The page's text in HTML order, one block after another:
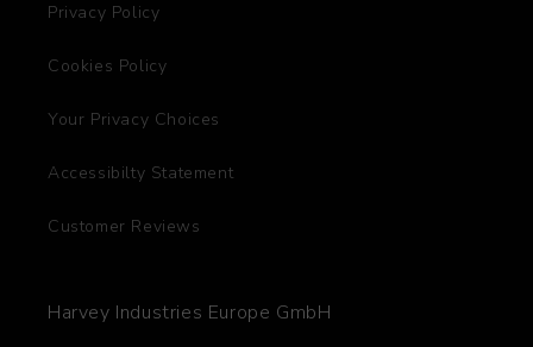
Privacy Policy
Cookies Policy
Your Privacy Choices
Accessibilty Statement
Customer Reviews
Harvey Industries Europe GmbH